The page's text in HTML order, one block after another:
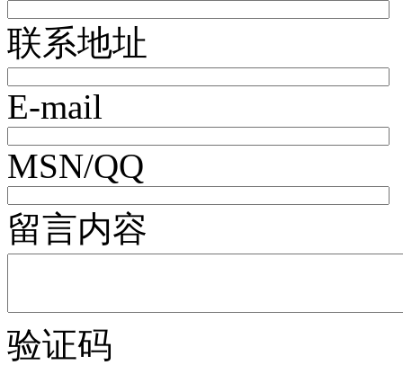
联系地址
E-mail
MSN/QQ
留言内容
验证码